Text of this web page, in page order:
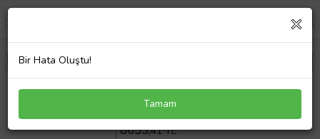
Ford Focus 2015-2018 Ön Panjur Trend Arı Petegi
Sepette %14 İndirim
8653,41 TL
Bir Hata Oluştu!
Tamam